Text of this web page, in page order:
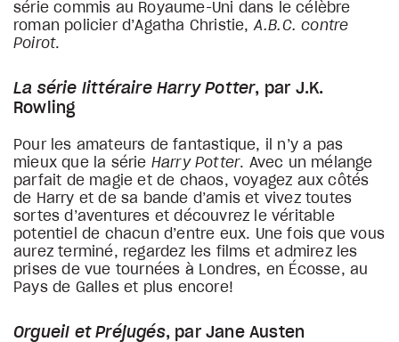
série commis au Royaume-Uni dans le célèbre
roman policier d’Agatha Christie, A.B.C. contre
Poirot.
La série littéraire Harry Potter, par J.K.
Rowling
Pour les amateurs de fantastique, il n’y a pas
mieux que la série Harry Potter. Avec un mélange
parfait de magie et de chaos, voyagez aux côtés
de Harry et de sa bande d’amis et vivez toutes
sortes d’aventures et découvrez le véritable
potentiel de chacun d’entre eux. Une fois que vous
aurez terminé, regardez les films et admirez les
prises de vue tournées à Londres, en Écosse, au
Pays de Galles et plus encore!
Orgueil et Préjugés, par Jane Austen